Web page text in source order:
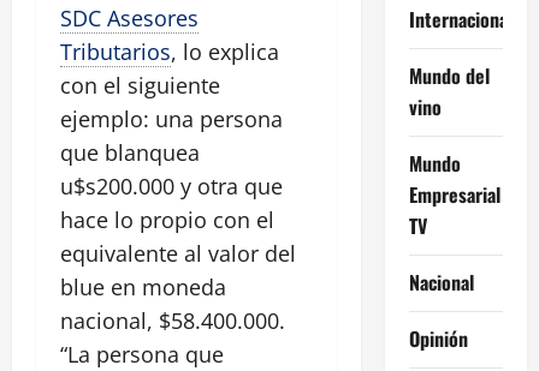
SDC Asesores
Tributarios, lo explica
con el siguiente
ejemplo: una persona
que blanquea
u$s200.000 y otra que
hace lo propio con el
equivalente al valor del
blue en moneda
nacional, $58.400.000.
“La persona que
Internacional
Mundo del
vino
Mundo
Empresarial
TV
Nacional
Opinión